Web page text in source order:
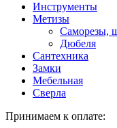
Инструменты
Метизы
Саморезы,
Дюбеля
Сантехника
Замки
Мебельная
Сверла
Принимаем к оплате: